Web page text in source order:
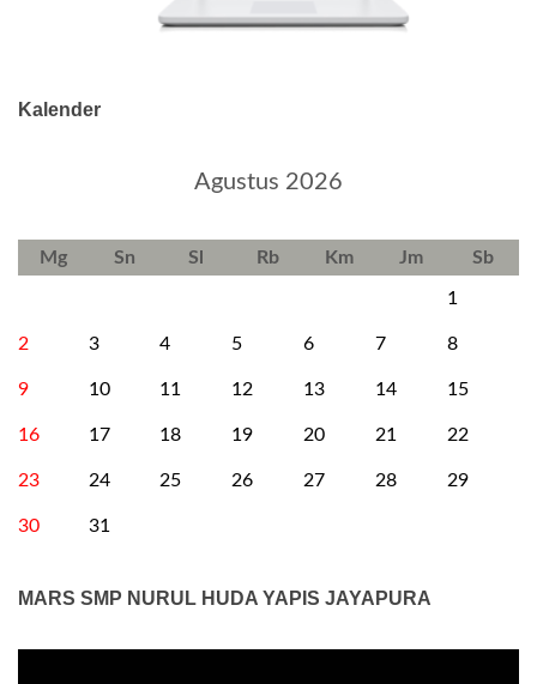
Kalender
Agustus 2026
Mg Sn Sl Rb Km Jm Sb
1
2 3 4 5 6 7 8
9 10 11 12 13 14 15
16 17 18 19 20 21 22
23 24 25 26 27 28 29
30 31
MARS SMP NURUL HUDA YAPIS JAYAPURA